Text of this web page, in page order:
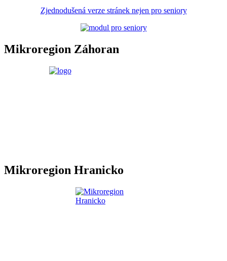
Zjednodušená verze stránek nejen pro seniory
Mikroregion Záhoran
Mikroregion Hranicko